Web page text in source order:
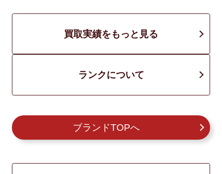
買取実績をもっと見る
ランクについて
ブランドTOPへ